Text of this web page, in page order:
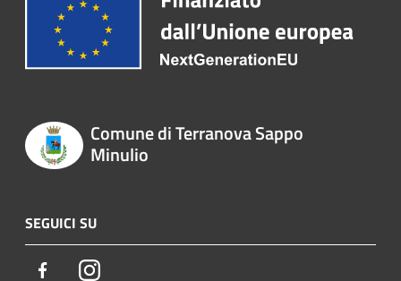
Comune di Terranova Sappo
Minulio
SEGUICI SU
FacebookInstagram